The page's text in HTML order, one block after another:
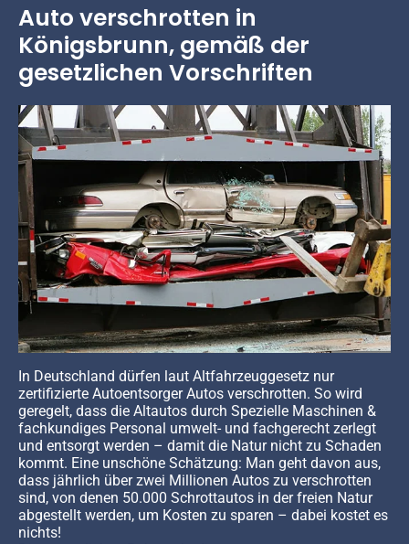
Auto verschrotten in
Königsbrunn, gemäß der
gesetzlichen Vorschriften
In Deutschland dürfen laut Altfahrzeuggesetz nur
zertifizierte Autoentsorger Autos verschrotten. So wird
geregelt, dass die Altautos durch Spezielle Maschinen &
fachkundiges Personal umwelt- und fachgerecht zerlegt
und entsorgt werden – damit die Natur nicht zu Schaden
kommt. Eine unschöne Schätzung: Man geht davon aus,
dass jährlich über zwei Millionen Autos zu verschrotten
sind, von denen 50.000 Schrottautos in der freien Natur
abgestellt werden, um Kosten zu sparen – dabei kostet es
nichts!